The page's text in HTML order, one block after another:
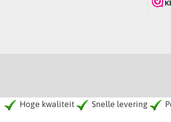
Hoge kwaliteit Snelle levering